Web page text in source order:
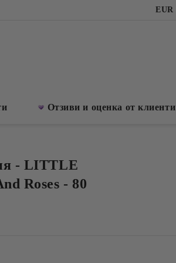
EUR
Отзиви и оценка от клиенти
- LITTLE
Roses - 80